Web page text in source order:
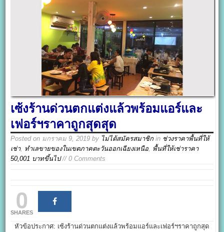
เซ้งร้านด่วนตกแต่งแล้วพร้อมแอร์และ
เฟอร์ฯราคาถูกสุดสุด
Posted on มกราคม 9, 2019 by ไม่ได้สมัครสมาชิก in ช่วงราคาพื้นที่ให้
เช่า, ทำเลขายของในเขตภาคตะวันออกเฉียงเหนือ, พื้นที่ให้เช่าราคา
50,001 บาทขึ้นไป// 0 Comments
0
SHARES
หัวข้อประกาศ: เซ้งร้านด่วนตกแต่งแล้วพร้อมแอร์และเฟอร์ฯราคาถูกสุด